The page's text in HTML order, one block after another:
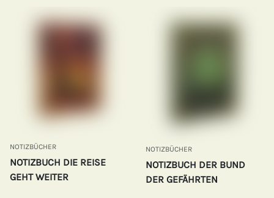
NOTIZBÜCHER
NOTIZBUCH DIE REISE
GEHT WEITER
NOTIZBÜCHER
NOTIZBUCH DER BUND
DER GEFÄHRTEN